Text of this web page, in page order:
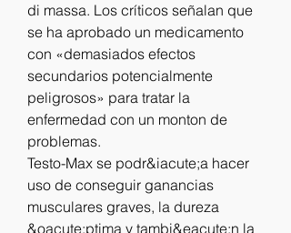
di massa. Los críticos señalan que
se ha aprobado un medicamento
con «demasiados efectos
secundarios potencialmente
peligrosos» para tratar la
enfermedad con un monton de
problemas.
Testo-Max se podr&iacute;a hacer
uso de conseguir ganancias
musculares graves, la dureza
&oacute;ptima y tambi&eacute;n la